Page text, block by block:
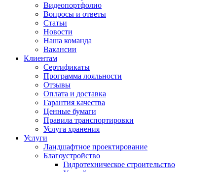
Видеопортфолио
Вопросы и ответы
Статьи
Новости
Наша команда
Вакансии
Клиентам
Сертификаты
Программа лояльности
Отзывы
Оплата и доставка
Гарантия качества
Ценные бумаги
Правила транспортировки
Услуга хранения
Услуги
Ландшафтное проектирование
Благоустройство
Гидротехническое строительство